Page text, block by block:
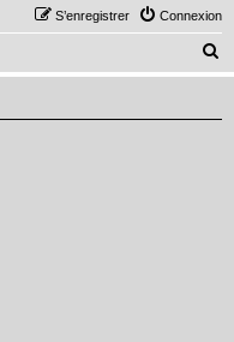
Connexion
S’enregistrer
e